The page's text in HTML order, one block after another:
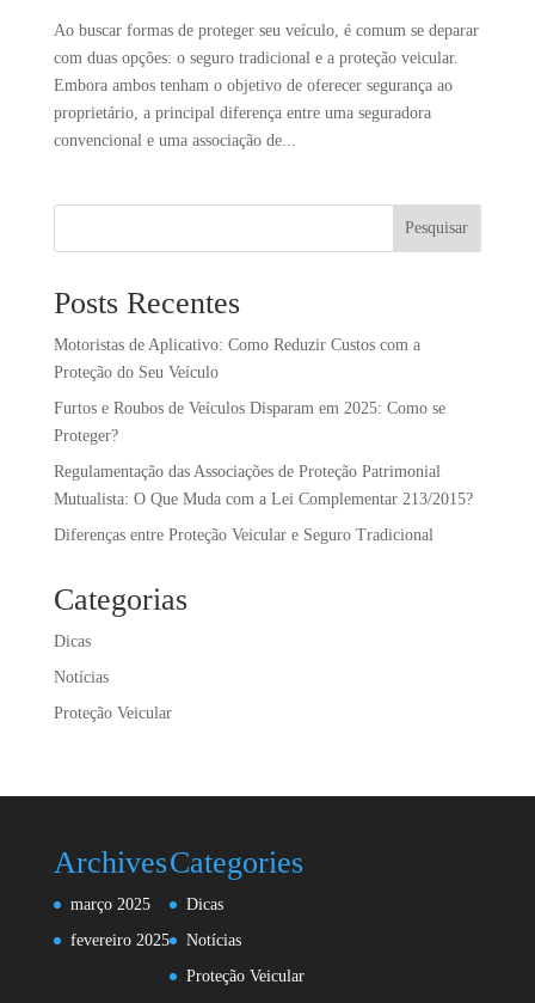
Ao buscar formas de proteger seu veículo, é comum se deparar
com duas opções: o seguro tradicional e a proteção veicular.
Embora ambos tenham o objetivo de oferecer segurança ao
proprietário, a principal diferença entre uma seguradora
convencional e uma associação de...
Pesquisar
Posts Recentes
Motoristas de Aplicativo: Como Reduzir Custos com a
Proteção do Seu Veículo
Furtos e Roubos de Veículos Disparam em 2025: Como se
Proteger?
Regulamentação das Associações de Proteção Patrimonial
Mutualista: O Que Muda com a Lei Complementar 213/2015?
Diferenças entre Proteção Veicular e Seguro Tradicional
Categorias
Dicas
Notícias
Proteção Veicular
Archives
março 2025
fevereiro 2025
Categories
Dicas
Notícias
Proteção Veicular